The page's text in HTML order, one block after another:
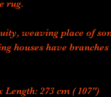
rug.
weaving place of
houses have branches
273 cm ( 107")